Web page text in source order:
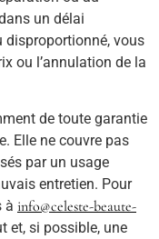
un délai
disproportionné, vous
ou l’annulation de la
de toute garantie
Elle ne couvre pas
par un usage
entretien. Pour
à info@celeste-beaute-
et, si possible, une